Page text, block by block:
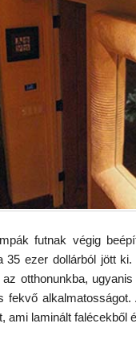
futnak végig
35 ezer dollárból jött
otthonunkba,
fekvő
ami laminált falécekből